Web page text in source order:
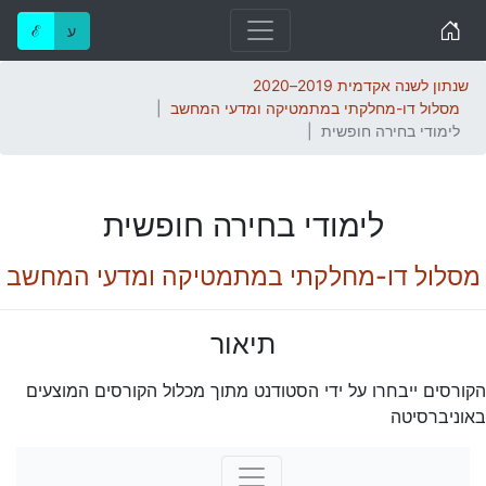
ℰ ע
שנתון לשנה אקדמית 2019–2020
מסלול דו-מחלקתי במתמטיקה ומדעי המחשב
לימודי בחירה חופשית
לימודי בחירה חופשית
מסלול דו-מחלקתי במתמטיקה ומדעי המחשב
תיאור
הקורסים ייבחרו על ידי הסטודנט מתוך מכלול הקורסים המוצעים
באוניברסיטה